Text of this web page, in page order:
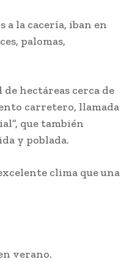
a la cacería, iban en
palomas,
hectáreas cerca de
carretero, llamada
que también
y poblada.
clima que una
verano.